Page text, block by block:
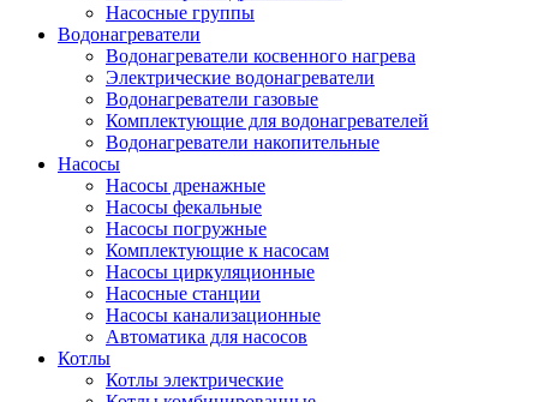
Насосные группы
Водонагреватели
Водонагреватели косвенного нагрева
Электрические водонагреватели
Водонагреватели газовые
Комплектующие для водонагревателей
Водонагреватели накопительные
Насосы
Насосы дренажные
Насосы фекальные
Насосы погружные
Комплектующие к насосам
Насосы циркуляционные
Насосные станции
Насосы канализационные
Автоматика для насосов
Котлы
Котлы электрические